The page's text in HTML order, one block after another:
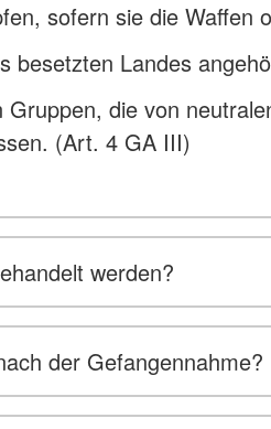
sofern sie die
besetzten Landes
die von
(Art. 4 GA III)
werden?
der Gefangennahme?